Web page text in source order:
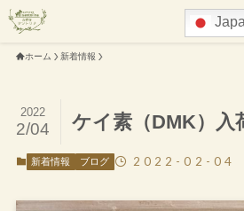
ホーム 新着情報
ケイ素（DMK）入
2022
2/04
新着情報 ブログ 2022-02-04